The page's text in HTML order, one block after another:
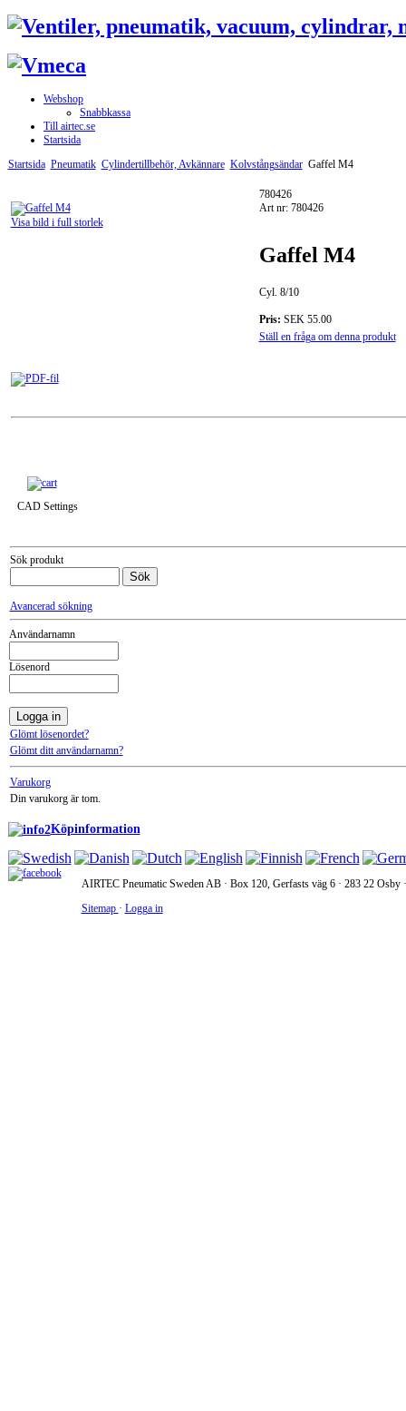
Webshop
Snabbkassa
Till airtec.se
Startsida
Startsida Pneumatik Cylindertillbehör, Avkännare Kolvstångsändar Gaffel M4
Visa bild i full storlek
780426
Art nr: 780426
Gaffel M4
Cyl. 8/10
Pris: SEK 55.00
Ställ en fråga om denna produkt
CAD Settings
Sök produkt
Avancerad sökning
Användarnamn
Lösenord
Glömt lösenordet?
Glömt ditt användarnamn?
Varukorg
Din varukorg är tom.
Köpinformation
AIRTEC Pneumatic Sweden AB · Box 120, Gerfasts väg 6 · 283 22
Sitemap · Logga in